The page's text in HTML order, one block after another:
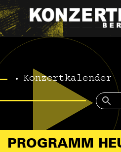
Konzertkalender
PROGRAMM